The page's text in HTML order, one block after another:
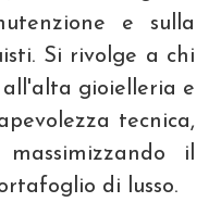
e sulla
Si rivolge a chi
gioielleria e
tecnica,
il
di lusso.